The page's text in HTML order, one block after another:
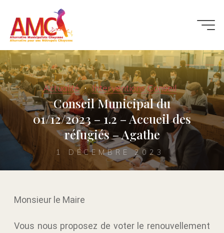
Actualité Interventions Conseil
Conseil Municipal du
01/12/2023 – 1.2 – Accueil des
réfugiés – Agathe
1 DÉCEMBRE 2023
Monsieur le Maire
Vous nous proposez de voter le renouvellement